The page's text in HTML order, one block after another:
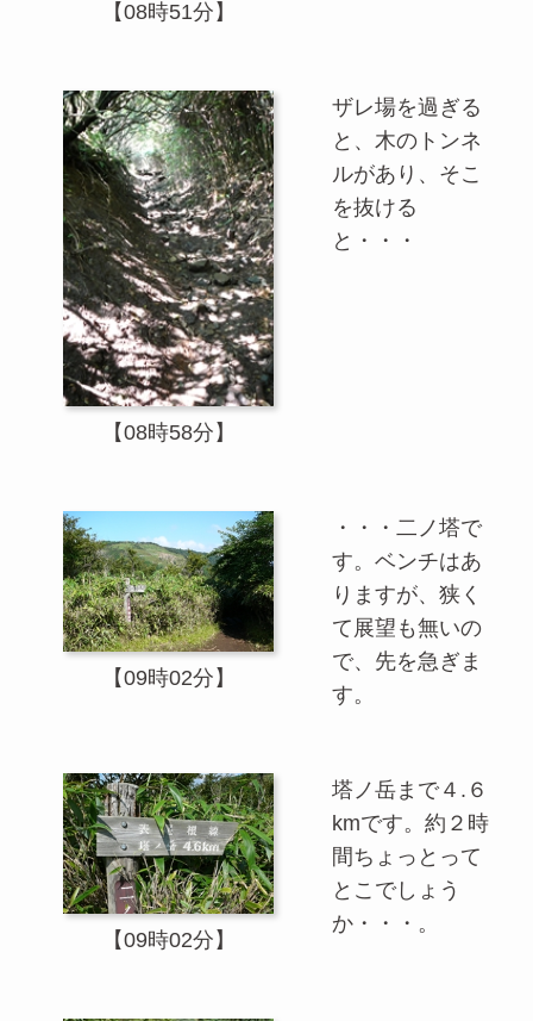
【08時51分】
【08時58分】
ザレ場を過ぎる
と、木のトンネ
ルがあり、そこ
を抜ける
と・・・
【09時02分】
・・・二ノ塔で
す。ベンチはあ
りますが、狭く
て展望も無いの
で、先を急ぎま
す。
【09時02分】
塔ノ岳まで４.６
kmです。約２時
間ちょっとって
とこでしょう
か・・・。